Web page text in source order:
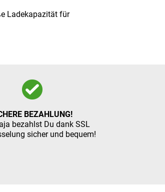
Ladekapazität für
BEZAHLUNG!
bezahlst Du dank SSL
sicher und bequem!